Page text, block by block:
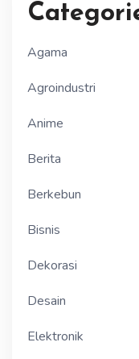
Agama
Agroindustri
Anime
Berita
Berkebun
Bisnis
Dekorasi
Desain
Elektronik